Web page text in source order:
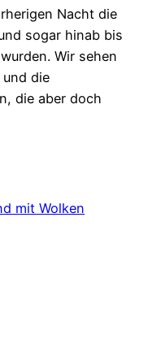
Nacht die
sogar hinab bis
Wir sehen
und die
die aber doch